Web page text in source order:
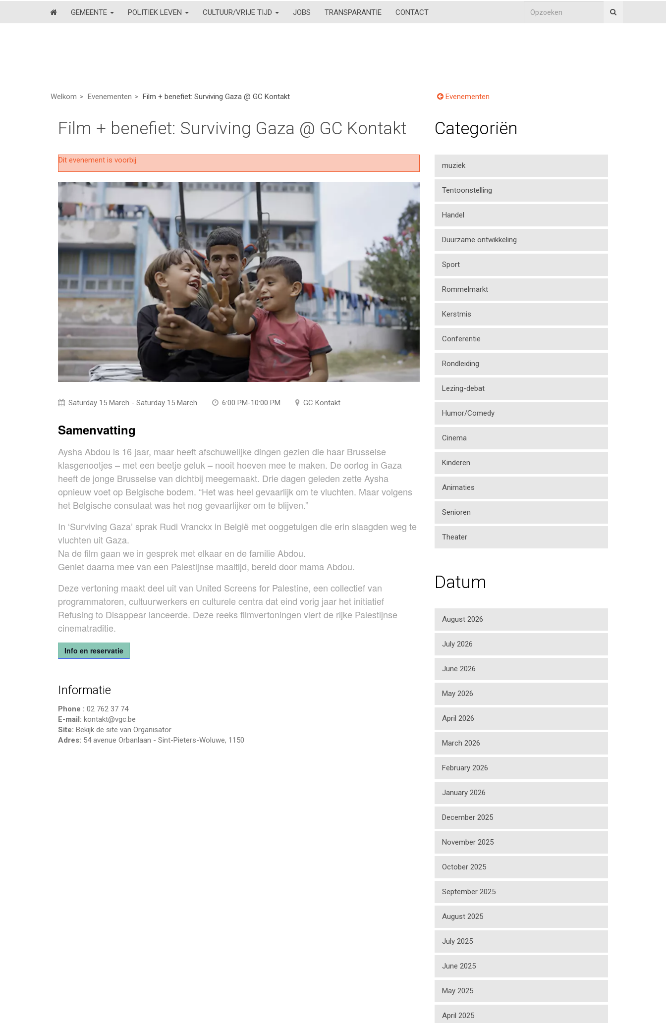
GEMEENTE POLITIEK LEVEN CULTUUR/VRIJE TIJD JOBS TRANSPARANTIE CONTACT
Welkom Evenementen Film + benefiet: Surviving Gaza @ GC Kontakt Evenementen
Film + benefiet: Surviving Gaza @ GC Kontakt
Dit evenement is voorbij.
Saturday 15 March - Saturday 15 March 6:00 PM-10:00 PM GC Kontakt
Samenvatting
Aysha Abdou is 16 jaar, maar heeft afschuwelijke dingen gezien die haar Brusselse
klasgenootjes – met een beetje geluk – nooit hoeven mee te maken. De oorlog in Gaza
heeft de jonge Brusselse van dichtbij meegemaakt. Drie dagen geleden zette Aysha
opnieuw voet op Belgische bodem. “Het was heel gevaarlijk om te vluchten. Maar volgens
het Belgische consulaat was het nog gevaarlijker om te blijven.”
In ‘Surviving Gaza’ sprak Rudi Vranckx in België met ooggetuigen die erin slaagden weg te
vluchten uit Gaza.
Na de film gaan we in gesprek met elkaar en de familie Abdou.
Geniet daarna mee van een Palestijnse maaltijd, bereid door mama Abdou.
Deze vertoning maakt deel uit van United Screens for Palestine, een collectief van
programmatoren, cultuurwerkers en culturele centra dat eind vorig jaar het initiatief
Refusing to Disappear lanceerde. Deze reeks filmvertoningen viert de rijke Palestijnse
cinematraditie.
Info en reservatie
Informatie
Phone : 02 762 37 74
E-mail: kontakt@vgc.be
Site: Bekijk de site van Organisator
Adres: 54 avenue Orbanlaan - Sint-Pieters-Woluwe, 1150
Categoriën
muziek
Tentoonstelling
Handel
Duurzame ontwikkeling
Sport
Rommelmarkt
Kerstmis
Conferentie
Rondleiding
Lezing-debat
Humor/Comedy
Cinema
Kinderen
Animaties
Senioren
Theater
Datum
August 2026
July 2026
June 2026
May 2026
April 2026
March 2026
February 2026
January 2026
December 2025
November 2025
October 2025
September 2025
August 2025
July 2025
June 2025
May 2025
April 2025